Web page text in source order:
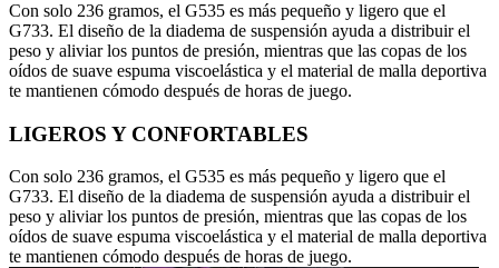
Con solo 236 gramos, el G535 es más pequeño y ligero que el
G733. El diseño de la diadema de suspensión ayuda a distribuir el
peso y aliviar los puntos de presión, mientras que las copas de los
oídos de suave espuma viscoelástica y el material de malla deportiva
te mantienen cómodo después de horas de juego.
LIGEROS Y CONFORTABLES
Con solo 236 gramos, el G535 es más pequeño y ligero que el
G733. El diseño de la diadema de suspensión ayuda a distribuir el
peso y aliviar los puntos de presión, mientras que las copas de los
oídos de suave espuma viscoelástica y el material de malla deportiva
te mantienen cómodo después de horas de juego.